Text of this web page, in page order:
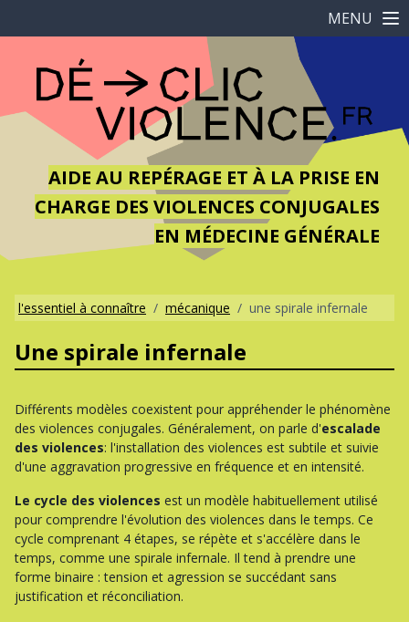
MENU
AIDE AU REPÉRAGE ET À LA PRISE EN
CHARGE DES VIOLENCES CONJUGALES
EN MÉDECINE GÉNÉRALE
l'essentiel à connaître / mécanique / une spirale infernale
Une spirale infernale
Différents modèles coexistent pour appréhender le phénomène
des violences conjugales. Généralement, on parle d'escalade
des violences: l'installation des violences est subtile et suivie
d'une aggravation progressive en fréquence et en intensité.
Le cycle des violences est un modèle habituellement utilisé
pour comprendre l'évolution des violences dans le temps. Ce
cycle comprenant 4 étapes, se répète et s'accélère dans le
temps, comme une spirale infernale. Il tend à prendre une
forme binaire : tension et agression se succédant sans
justification et réconciliation.